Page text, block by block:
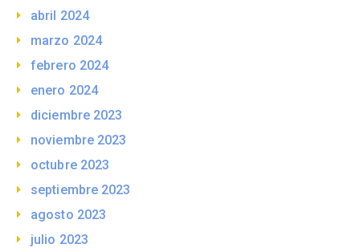
abril 2024
marzo 2024
febrero 2024
enero 2024
diciembre 2023
noviembre 2023
octubre 2023
septiembre 2023
agosto 2023
julio 2023